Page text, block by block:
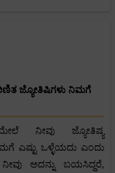
ಜ್ಯೋತಿಷಿಗಳು ನಿಮಗೆ
ನೀವು ಜ್ಯೋತಿಷ್ಯ
ಎಷ್ಟು ಒಳ್ಳೆಯದು ಎಂದು
ಅದನ್ನು ಬಯಸಿದ್ದರೆ,